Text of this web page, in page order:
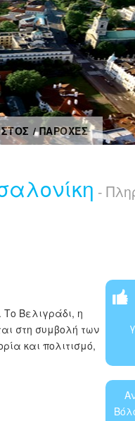
/ ΠΑΡΟΧΕΣ
-
Το Βελιγράδι, η
στη συμβολή των
και πολιτισμό,